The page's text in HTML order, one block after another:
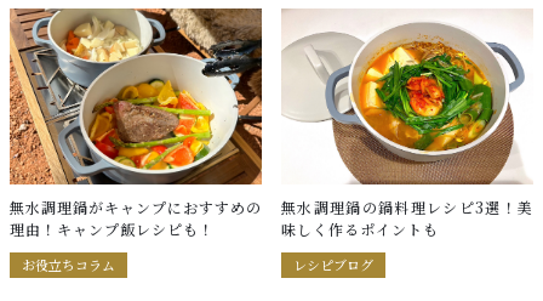
無水調理鍋がキャンプにおすすめの
理由！キャンプ飯レシピも！
お役立ちコラム
無水調理鍋の鍋料理レシピ3選！美
味しく作るポイントも
レシピブログ